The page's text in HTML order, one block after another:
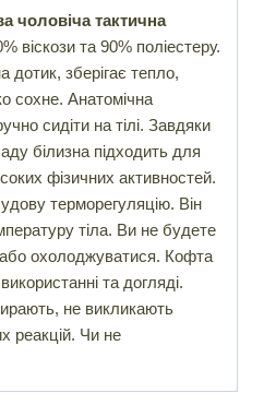
чоловіча тактична
віскози та 90% поліестеру.
дотик, зберігає тепло,
сохне. Анатомічна
сидіти на тілі. Завдяки
білизна підходить для
фізичних активностей.
терморегуляцію. Він
тіла. Ви не будете
або охолоджуватися. Кофта
та догляді.
не викликають
реакцій. Чи не